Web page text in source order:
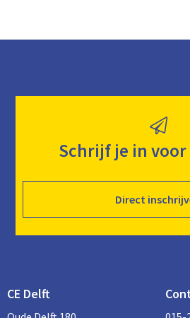
Schrijf je in
Direct
CE Delft